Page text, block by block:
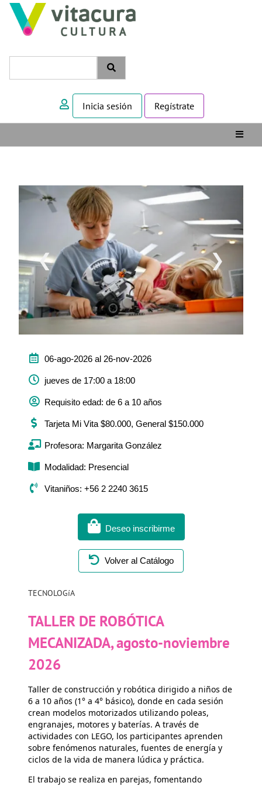
Inicia sesión Regístrate
❮ ❯
06-ago-2026 al 26-nov-2026
jueves de 17:00 a 18:00
Requisito edad: de 6 a 10 años
Tarjeta Mi Vita $80.000, General $150.000
Profesora: Margarita González
Modalidad: Presencial
Vitaniños: +56 2 2240 3615
Deseo inscribirme
Volver al Catálogo
TECNOLOGíA
TALLER DE ROBÓTICA
MECANIZADA, agosto-noviembre
2026
Taller de construcción y robótica dirigido a niños de
6 a 10 años (1° a 4° básico), donde en cada sesión
crean modelos motorizados utilizando poleas,
engranajes, motores y baterías. A través de
actividades con LEGO, los participantes aprenden
sobre fenómenos naturales, fuentes de energía y
ciclos de la vida de manera lúdica y práctica.
El trabajo se realiza en parejas, fomentando